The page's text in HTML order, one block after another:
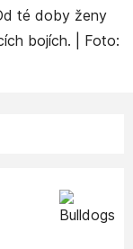
té doby ženy
bojích. | Foto: